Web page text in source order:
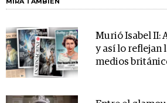
Murió Isabel II:
y así lo reflejan
medios